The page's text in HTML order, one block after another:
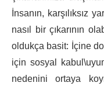
İnsanın, karşılıksız
nasıl bir çıkarının
oldukça basit: İçine
için sosyal
nedenini ortaya